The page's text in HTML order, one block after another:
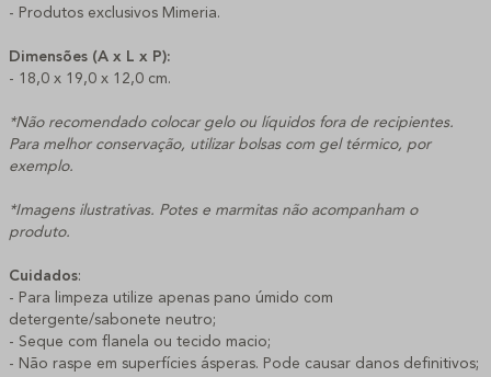
- Produtos exclusivos Mimeria.
Dimensões (A x L x P):
- 18,0 x 19,0 x 12,0 cm.
*Não recomendado colocar gelo ou líquidos fora de recipientes.
Para melhor conservação, utilizar bolsas com gel térmico, por
exemplo.
*Imagens ilustrativas. Potes e marmitas não acompanham o
produto.
Cuidados:
- Para limpeza utilize apenas pano úmido com
detergente/sabonete neutro;
- Seque com flanela ou tecido macio;
- Não raspe em superfícies ásperas. Pode causar danos definitivos;